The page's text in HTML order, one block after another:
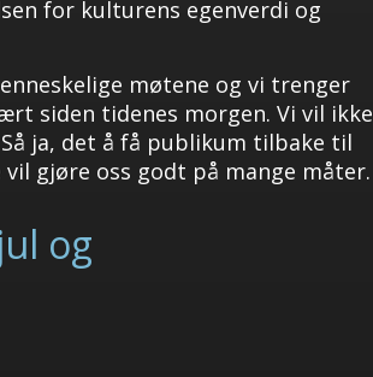
for kulturens egenverdi og
møtene og vi trenger
siden tidenes morgen. Vi vil ikke
ja, det å få publikum tilbake til
gjøre oss godt på mange måter.
og